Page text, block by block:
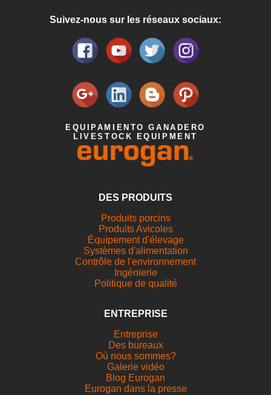
Suivez-nous sur les réseaux sociaux:
EQUIPAMIENTO GANADERO
LIVESTOCK EQUIPMENT
DES PRODUITS
Produits porcins
Produits Avicoles
Équipement d'élevage
Systèmes d'alimentation
Contrôle de l'environnement
Ingénierie
Politique de qualité
ENTREPRISE
Entreprise
Des bureaux
Où nous sommes?
Galerie vidéo
Blog Eurogan
Eurogan dans la presse